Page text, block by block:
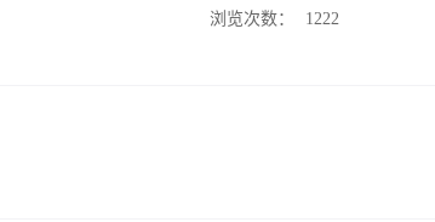
浏览次数：
1222